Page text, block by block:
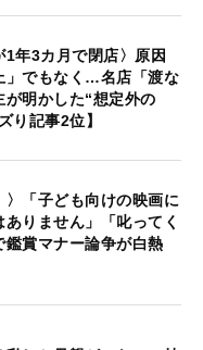
1年3カ月で閉店〉原因
」でもなく…名店「渡な
明かした“想定外の
り記事2位】
〉「子ども向けの映画に
りません」「叱ってく
賞マナー論争が白熱